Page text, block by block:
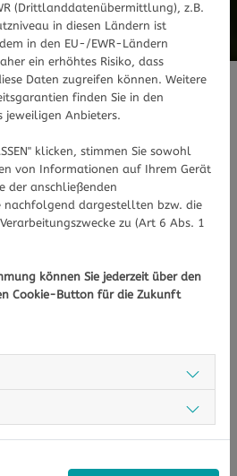
bieten wir
- weil uns Ihre
Herzen liegt.
Sie über diverse
Apotheken.
(Drittlanddatenübermittlung), z.B.
in diesen Ländern ist
in den EU-/EWR-Ländern
ein erhöhtes Risiko, dass
Daten zugreifen können. Weitere
finden Sie in den
jeweiligen Anbieters.
klicken, stimmen Sie sowohl
von Informationen auf Ihrem Gerät
der anschließenden
nachfolgend dargestellten bzw. die
zu (Art 6 Abs. 1
können Sie jederzeit über den
Cookie-Button für die Zukunft